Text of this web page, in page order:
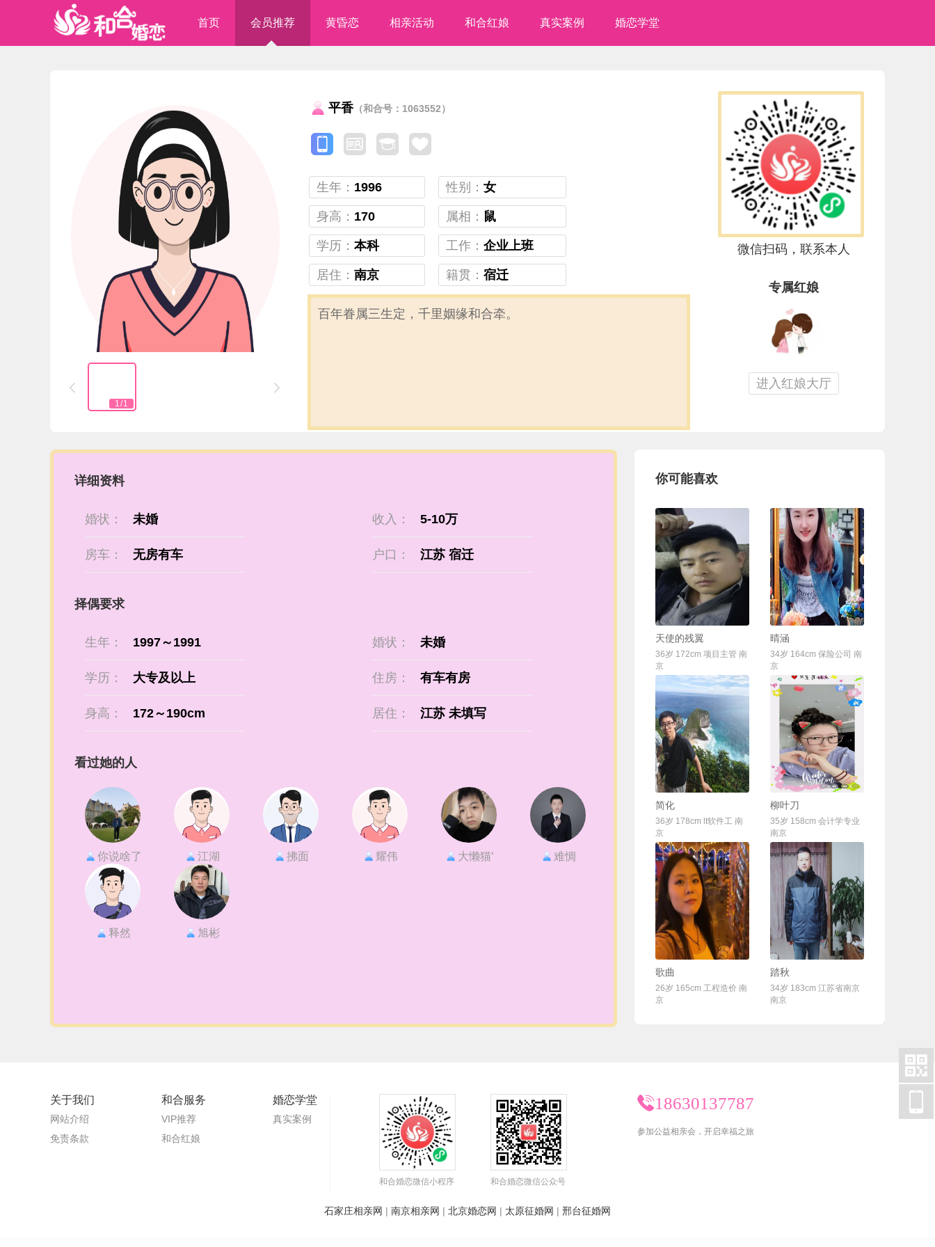
首页 会员推荐 黄昏恋 相亲活动 和合红娘 真实案例 婚恋学堂

1/1

平香 （和合号：1063552）
生年： 1996
身高： 170
学历： 本科
居住： 南京
性别： 女
属相： 鼠
工作： 企业上班
籍贯： 宿迁
百年眷属三生定，千里姻缘和合牵。
微信扫码，联系本人
专属红娘
进入红娘大厅
详细资料
婚状： 未婚 收入： 5-10万
房车： 无房有车 户口： 江苏 宿迁
择偶要求
生年： 1997～1991 婚状： 未婚
学历： 大专及以上 住房： 有车有房
身高： 172～190cm 居住： 江苏 未填写
看过她的人
你说啥了 江湖 拂面 耀伟 大懒猫‘ 难惆
释然 旭彬
你可能喜欢
联系Ta
天使的残翼
36岁 172cm 项目主管 南
京
晴涵
34岁 164cm 保险公司 南
京
简化
36岁 178cm lt软件工 南
京
联系Ta
柳叶刀
35岁 158cm 会计学专业
南京
歌曲
26岁 165cm 工程造价 南
京
踏秋
34岁 183cm 江苏省南京
南京
关于我们
网站介绍
免责条款
和合服务
VIP推荐
和合红娘
婚恋学堂
真实案例
和合婚恋微信小程序 和合婚恋微信公众号
18630137787
参加公益相亲会，开启幸福之旅
石家庄相亲网 | 南京相亲网 | 北京婚恋网 | 太原征婚网 | 邢台征婚网
